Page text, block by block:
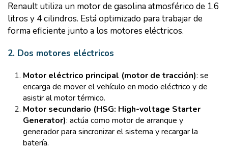
Renault utiliza un motor de gasolina atmosférico de 1.6
litros y 4 cilindros. Está optimizado para trabajar de
forma eficiente junto a los motores eléctricos.
2. Dos motores eléctricos
Motor eléctrico principal (motor de tracción): se
encarga de mover el vehículo en modo eléctrico y de
asistir al motor térmico.
Motor secundario (HSG: High-voltage Starter
Generator): actúa como motor de arranque y
generador para sincronizar el sistema y recargar la
batería.